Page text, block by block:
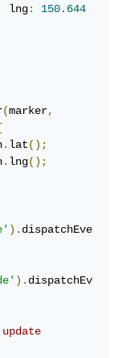
lng:
150.644
(marker,
{
.lat();
.lng();
).dispatchEve
).dispatchEv